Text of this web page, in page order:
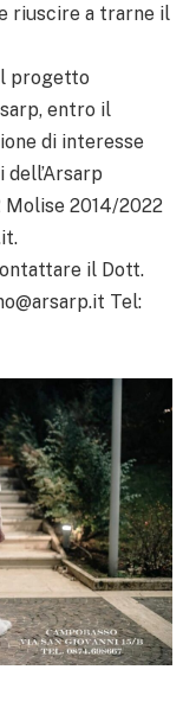
riuscire a trarne il
progetto
entro il
di interesse
Molise 2014/2022
il Dott.
Tel: